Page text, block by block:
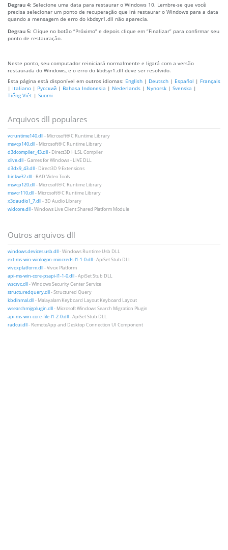
Degrau 4: Selecione uma data para restaurar o Windows 10. Lembre-se que você
precisa selecionar um ponto de recuperação que irá restaurar o Windows para a data
quando a mensagem de erro do kbdsyr1.dll não aparecia.
Degrau 5: Clique no botão “Próximo” e depois clique em “Finalizar” para confirmar seu
ponto de restauração.
Neste ponto, seu computador reiniciará normalmente e ligará com a versão
restaurada do Windows, e o erro do kbdsyr1.dll deve ser resolvido.
Esta página está disponível em outros idiomas: English | Deutsch | Español | Français
| Italiano | Русский | Bahasa Indonesia | Nederlands | Nynorsk | Svenska |
Tiếng Việt | Suomi
Arquivos dll populares
vcruntime140.dll- Microsoft® C Runtime Library
msvcp140.dll- Microsoft® C Runtime Library
d3dcompiler_43.dll- Direct3D HLSL Compiler
xlive.dll- Games for Windows - LIVE DLL
d3dx9_43.dll- Direct3D 9 Extensions
binkw32.dll- RAD Video Tools
msvcp120.dll- Microsoft® C Runtime Library
msvcr110.dll- Microsoft® C Runtime Library
x3daudio1_7.dll- 3D Audio Library
wldcore.dll- Windows Live Client Shared Platform Module
Outros arquivos dll
windows.devices.usb.dll- Windows Runtime Usb DLL
ext-ms-win-winlogon-mincreds-l1-1-0.dll- ApiSet Stub DLL
vivoxplatform.dll- Vivox Platform
api-ms-win-core-psapi-l1-1-0.dll- ApiSet Stub DLL
wscsvc.dll- Windows Security Center Service
structuredquery.dll- Structured Query
kbdinmal.dll- Malayalam Keyboard Layout Keyboard Layout
wsearchmigplugin.dll- Microsoft Windows Search Migration Plugin
api-ms-win-core-file-l1-2-0.dll- ApiSet Stub DLL
radcui.dll- RemoteApp and Desktop Connection UI Component